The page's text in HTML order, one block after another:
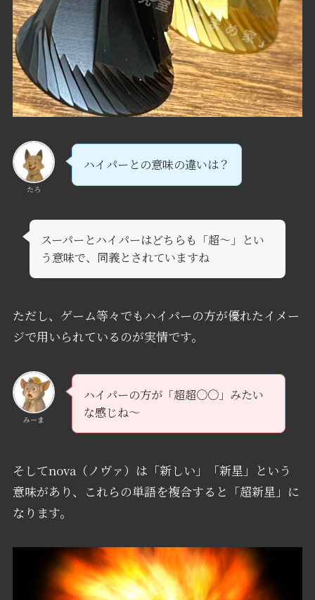
たろ
ハイパーとの意味の違いは？
スーパーとハイパーはどちらも「超～」とい
う意味で、同義とされていますね
ただし、ゲーム等々でもハイパーの方が優れたイメー
ジで用いられているのが実情です。
みーま
ハイパーの方が「超超〇〇」みたい
な感じね～
そしてnova（ノヴァ）は「新しい」「新星」という
意味があり、これらの単語を複合すると「超新星」に
なります。